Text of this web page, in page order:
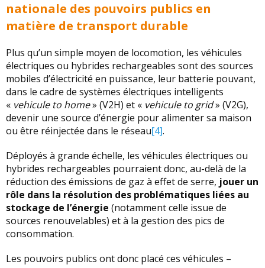
nationale des pouvoirs publics en
matière de transport durable
Plus qu’un simple moyen de locomotion, les véhicules
électriques ou hybrides rechargeables sont des sources
mobiles d’électricité en puissance, leur batterie pouvant,
dans le cadre de systèmes électriques intelligents
« vehicule to home» (V2H) et « vehicule to grid» (V2G),
devenir une source d’énergie pour alimenter sa maison
ou être réinjectée dans le réseau[4].
Déployés à grande échelle, les véhicules électriques ou
hybrides rechargeables pourraient donc, au-delà de la
réduction des émissions de gaz à effet de serre, jouer un
rôle dans la résolution des problématiques liées au
stockage de l’énergie (notamment celle issue de
sources renouvelables) et à la gestion des pics de
consommation.
Les pouvoirs publics ont donc placé ces véhicules –